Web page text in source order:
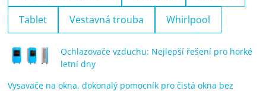
Tablet Vestavná trouba Whirlpool
Ochlazovače vzduchu: Nejlepší řešení pro horké
letní dny
Vysavače na okna, dokonalý pomocník pro čistá okna bez